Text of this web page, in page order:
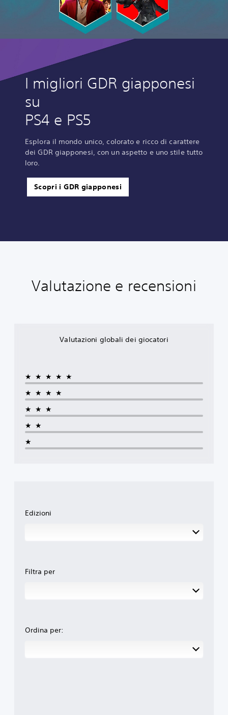
I migliori GDR giapponesi
su
PS4 e PS5
Esplora il mondo unico, colorato e ricco di carattere
dei GDR giapponesi, con un aspetto e uno stile tutto
loro.
Scopri i GDR giapponesi
Valutazione e recensioni
Valutazioni globali dei giocatori
★★★★★
★★★★
★★★
★★
★
Edizioni
Filtra per
Ordina per: